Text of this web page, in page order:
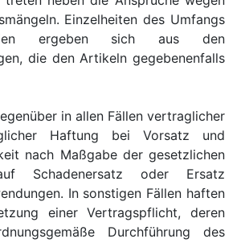
Einzelheiten des Umfangs
ergeben sich aus den
die den Artikeln gegebenenfalls
in allen Fällen vertraglicher
Haftung bei Vorsatz und
nach Maßgabe der gesetzlichen
Schadenersatz oder Ersatz
In sonstigen Fällen haften
einer Vertragspflicht, deren
Durchführung des